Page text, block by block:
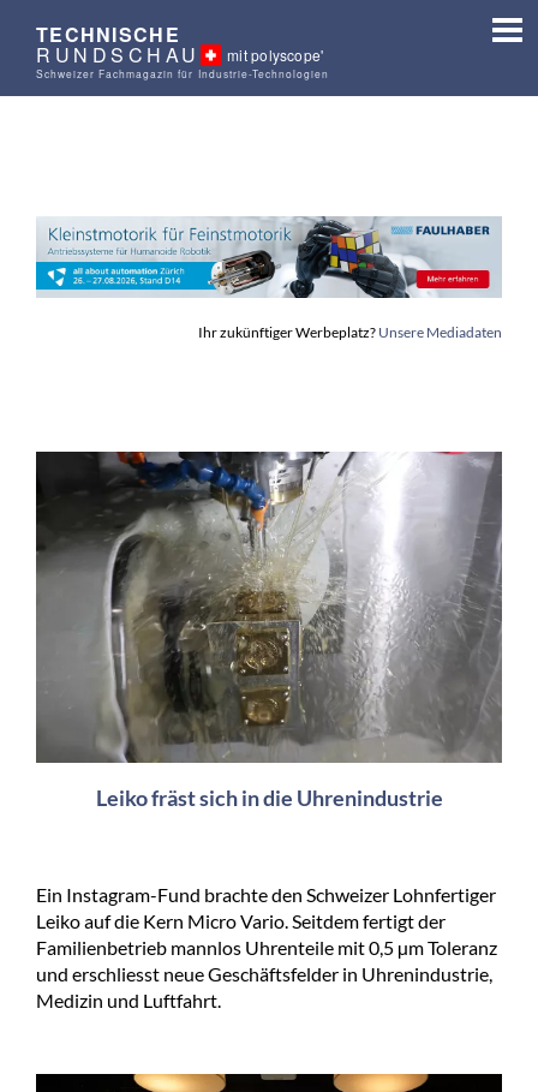
TECHNISCHE
RUNDSCHAU mit polyscope'
Schweizer Fachmagazin für Industrie-Technologien
Ihr zukünftiger Werbeplatz? Unsere Mediadaten
Leiko fräst sich in die Uhrenindustrie
Ein Instagram-Fund brachte den Schweizer Lohnfertiger
Leiko auf die Kern Micro Vario. Seitdem fertigt der
Familienbetrieb mannlos Uhrenteile mit 0,5 µm Toleranz
und erschliesst neue Geschäftsfelder in Uhrenindustrie,
Medizin und Luftfahrt.